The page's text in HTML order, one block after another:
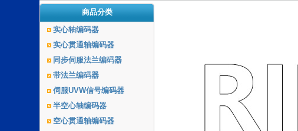
商品分类
实心轴编码器
实心贯通轴编码器
同步伺服法兰编码器
带法兰编码器
伺服UVW信号编码器
半空心轴编码器
空心贯通轴编码器